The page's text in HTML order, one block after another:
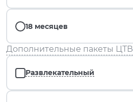
18 месяцев
Дополнительные пакеты ЦТВ
Развлекательный